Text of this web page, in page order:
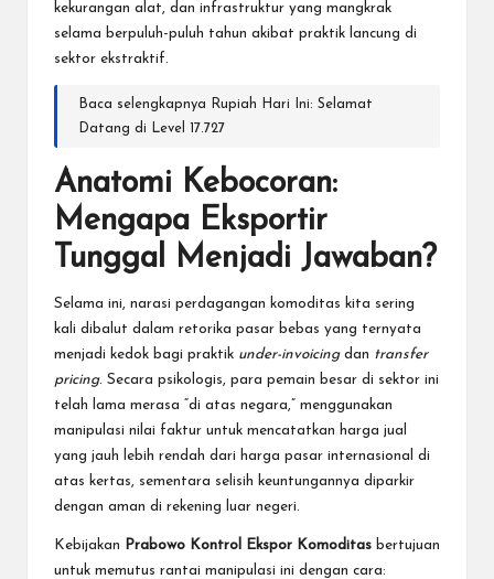
kekurangan alat, dan infrastruktur yang mangkrak
selama berpuluh-puluh tahun akibat praktik lancung di
sektor ekstraktif.
Baca selengkapnya
Rupiah Hari Ini: Selamat
Datang di Level 17.727
Anatomi Kebocoran:
Mengapa Eksportir
Tunggal Menjadi Jawaban?
Selama ini, narasi perdagangan komoditas kita sering
kali dibalut dalam retorika pasar bebas yang ternyata
menjadi kedok bagi praktik under-invoicingdan transfer
pricing. Secara psikologis, para pemain besar di sektor ini
telah lama merasa “di atas negara,” menggunakan
manipulasi nilai faktur untuk mencatatkan harga jual
yang jauh lebih rendah dari harga pasar internasional di
atas kertas, sementara selisih keuntungannya diparkir
dengan aman di rekening luar negeri.
Kebijakan Prabowo Kontrol Ekspor Komoditas bertujuan
untuk memutus rantai manipulasi ini dengan cara: